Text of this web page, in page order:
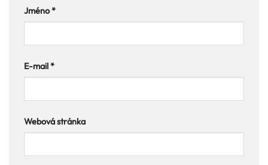
Jméno*
E-mail*
Webová stránka